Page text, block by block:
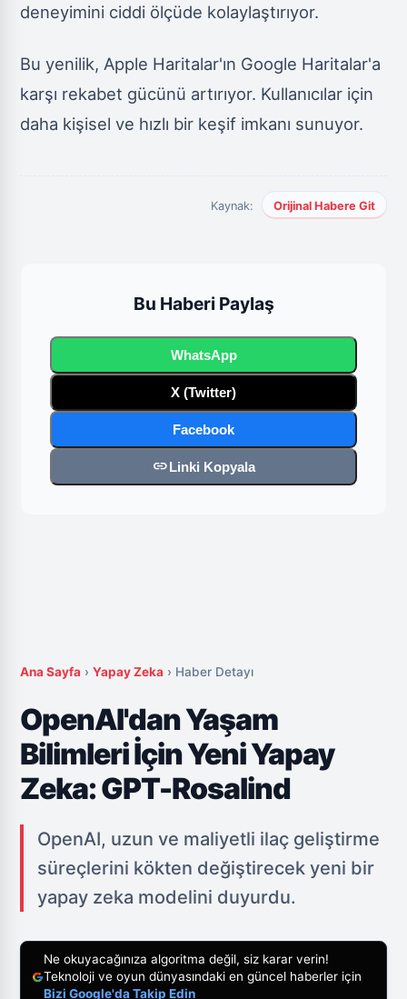
deneyimini ciddi ölçüde kolaylaştırıyor.
Bu yenilik, Apple Haritalar'ın Google Haritalar'a
karşı rekabet gücünü artırıyor. Kullanıcılar için
daha kişisel ve hızlı bir keşif imkanı sunuyor.
Kaynak: Orijinal Habere Git
Bu Haberi Paylaş
WhatsApp
X (Twitter)
Facebook
linkLinki Kopyala
Ana Sayfa ›Yapay Zeka › Haber Detayı
OpenAI'dan Yaşam
Bilimleri İçin Yeni Yapay
Zeka: GPT-Rosalind
OpenAI, uzun ve maliyetli ilaç geliştirme
süreçlerini kökten değiştirecek yeni bir
yapay zeka modelini duyurdu.
Ne okuyacağınıza algoritma değil, siz karar verin!
Teknoloji ve oyun dünyasındaki en güncel haberler için
Bizi Google'da Takip Edin